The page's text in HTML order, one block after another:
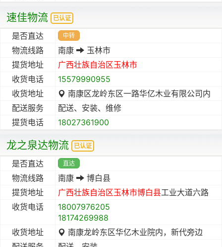
速佳物流 已认证
是否直达 中转
物流线路 南康
玉林市
提货地址
广西壮族自治区玉林市
收货电话
15579990955
收货地址
南康区龙岭东区一路华亿木业有限公司内
配送服务
配送、安装、维修
提货电话
18027361900
龙之泉达物流 已认证
是否直达 直达
物流线路 南康
博白县
提货地址
广西壮族自治区玉林市博白县工业大道六路
收货电话
18007976205
18174269988
收货地址
南康龙岭东区华亿木业院内，新代旁边